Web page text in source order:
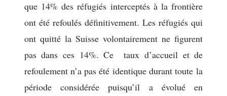
que 14% des réfugiés interceptés à la frontière
ont été refoulés définitivement. Les réfugiés qui
ont quitté la Suisse volontairement ne figurent
pas dans ces 14%. Ce taux d’accueil et de
refoulement n’a pas été identique durant toute la
période considérée puisqu’il a évolué en